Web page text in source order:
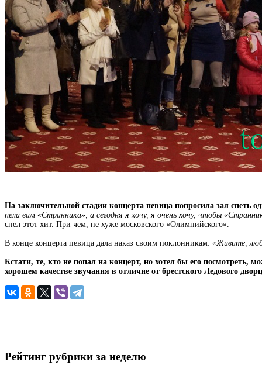
На заключительной стадии концерта певица попросила зал спеть
пела вам «Странника», а сегодня я хочу, я очень хочу, чтобы
спел этот хит. При чем, не хуже московского «Олимпийского».
В конце концерта певица дала наказ своим поклонникам: «Живите,
Кстати, те, кто не попал на концерт, но хотел бы его посмотреть,
хорошем качестве звучания в отличие от брестского Ледового
Рейтинг рубрики за неделю